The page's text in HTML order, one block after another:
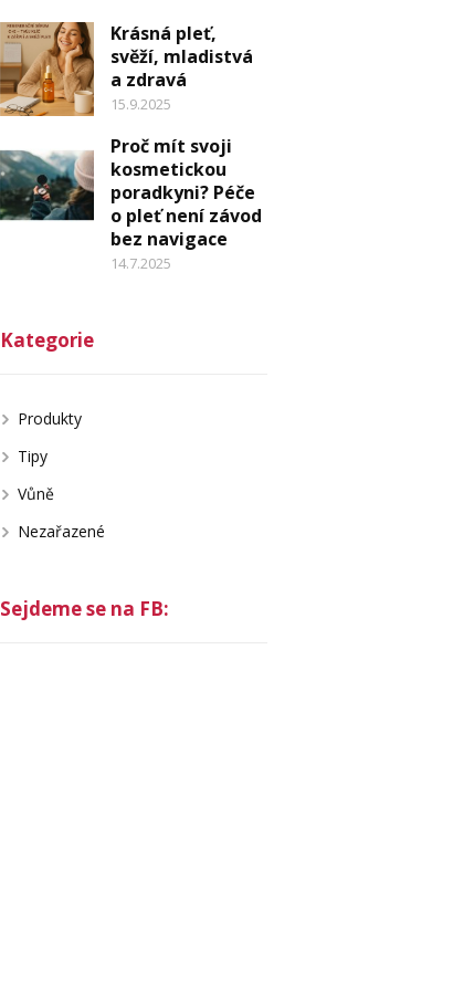
Krásná pleť,
svěží, mladistvá
a zdravá
15.9.2025
Proč mít svoji
kosmetickou
poradkyni? Péče
o pleť není závod
bez navigace
14.7.2025
Kategorie
Produkty
Tipy
Vůně
Nezařazené
Sejdeme se na FB: